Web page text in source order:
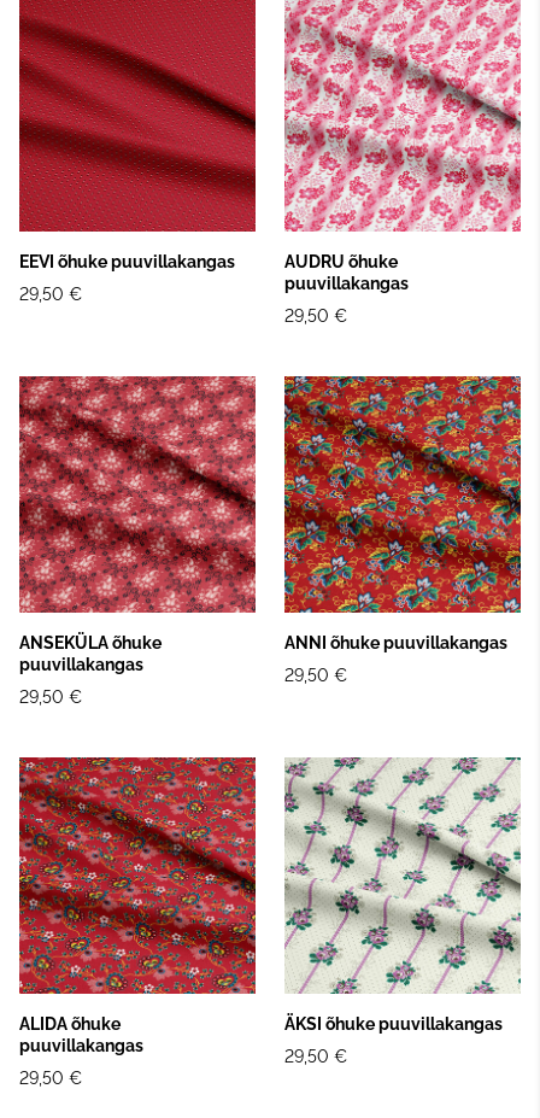
EEVI õhuke puuvillakangas
29,50 €
AUDRU õhuke
puuvillakangas
29,50 €
ANSEKÜLA õhuke
puuvillakangas
29,50 €
ANNI õhuke puuvillakangas
29,50 €
ALIDA õhuke
puuvillakangas
29,50 €
ÄKSI õhuke puuvillakangas
29,50 €